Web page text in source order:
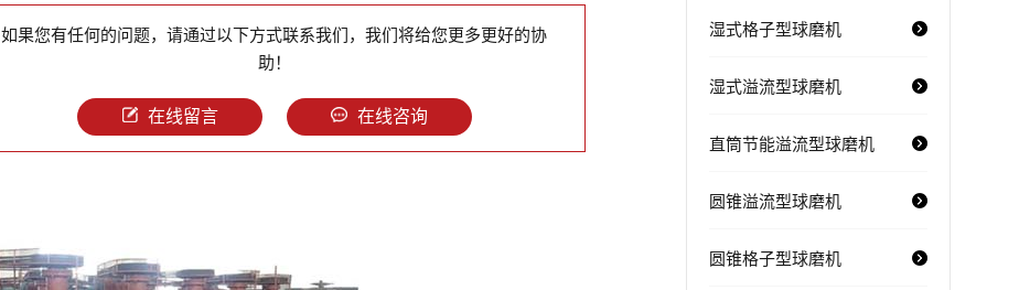
如果您有任何的问题，请通过以下方式联系我们，我们将给您更多更好的协
助！
在线留言 在线咨询
湿式格子型球磨机
湿式溢流型球磨机
直筒节能溢流型球磨机
圆锥溢流型球磨机
圆锥格子型球磨机